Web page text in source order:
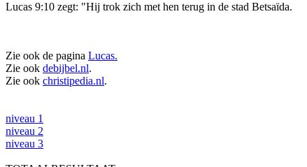
Lucas 9:10 zegt: "Hij trok zich met hen terug in de stad Betsaïda.
Zie ook de pagina Lucas.
Zie ook debijbel.nl.
Zie ook christipedia.nl.
niveau 1
niveau 2
niveau 3